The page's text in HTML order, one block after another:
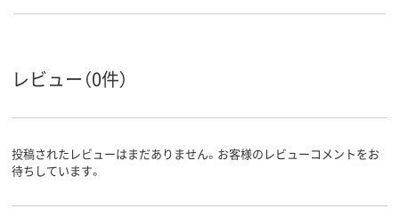
レビュー（0件）
投稿されたレビューはまだありません。お客様のレビューコメントをお
待ちしています。